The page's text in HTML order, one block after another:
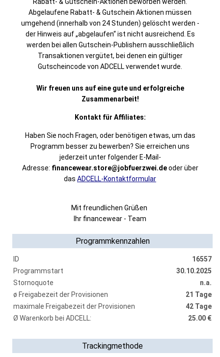
Abgelaufene Rabatt- & Gutschein Aktionen müssen
umgehend (innerhalb von 24 Stunden) gelöscht werden -
der Hinweis auf „abgelaufen“ ist nicht ausreichend. Es
werden bei allen Gutschein-Publishern ausschließlich
Transaktionen vergütet, bei denen ein gültiger
Gutscheincode von ADCELL verwendet wurde.
Wir freuen uns auf eine gute und erfolgreiche
Zusammenarbeit!
Kontakt für Affiliates:
Haben Sie noch Fragen, oder benötigen etwas, um das
Programm besser zu bewerben? Sie erreichen uns
jederzeit unter folgender E-Mail-
Adresse: financewear.store@jobfuerzwei.deoder über
das ADCELL-Kontaktformular
Mit freundlichen Grüßen
Ihr financewear - Team
Programmkennzahlen
ID
16557
Programmstart
30.10.2025
Stornoquote
n.a.
ø Freigabezeit der Provisionen
21 Tage
maximale Freigabezeit der Provisionen
42 Tage
Ø Warenkorb bei ADCELL:
25.00 €
Trackingmethode